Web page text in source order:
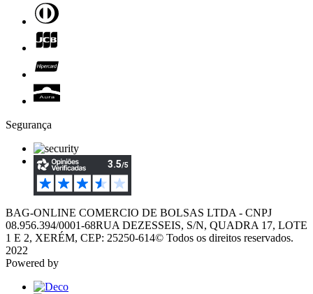
Segurança
BAG-ONLINE COMERCIO DE BOLSAS LTDA - CNPJ
08.956.394/0001-68RUA DEZESSEIS, S/N, QUADRA 17, LOTE
1 E 2, XERÉM, CEP: 25250-614© Todos os direitos reservados.
2022
Powered by